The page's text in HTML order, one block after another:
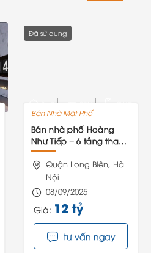
Đã sử dụng
Bán nhà phố Hoàng
Như Tiếp – 6 tầng thang
máy – Long Biên
Quận Long Biên, Hà
Nội
08/09/2025
Bán Nhà Mặt Phố
Giá: 12 tỷ
tư vấn ngay